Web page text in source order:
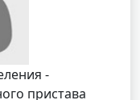
-
пристава